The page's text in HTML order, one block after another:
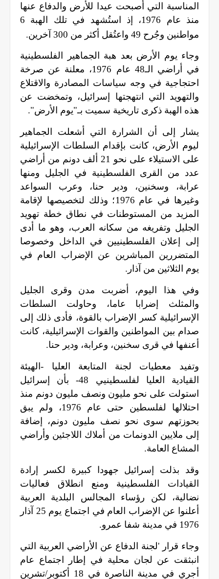
المناسبة التي أصبحت عيدا للأرض والدفاع عنها
منذ عام 1976، إذ استُشهد في تلك الهبة 6
مواطنين وجُرح 49 واعتُقل أكثر من 300 آخرين.
وجاء يوم الأرض بعد هبة الجماهير الفلسطينية
في أراضي الـ48 عام 1976، معلنة عن صرخة
احتجاجية في وجه سياسات المصادرة والاقتلاع
والتهويد التي انتهجتها إسرائيل، وتمخضت عن
هذه الهبة ذكرى تاريخية سميت بـ"يوم الأرض".
يشار إلى أن الشرارة التي أشعلت الجماهير
ليوم الأرض، كانت بإقدام السلطات الإسرائيلية
على الاستيلاء على نحو 21 ألف دونم من أراضي
عدد من القرى الفلسطينية في الجليل ومنها
عرابة، وسخنين، ودير حنا، وعرب السواعد
وغيرها في عام 1976؛ وذلك لتخصيصها لإقامة
المزيد من المستوطنات في نطاق خطة تهويد
الجليل وتفريغه من سكانه العرب، وهو ما أدى
إلى إعلان الفلسطينيين في الداخل وخصوصا
المتضررين المباشرين عن الإضراب العام في
يوم الثلاثين من آذار .
وفي هذا اليوم، أضربت مدن وقرى الجليل
والمثلث إضرابا عاما، وحاولت السلطات
الإسرائيلية كسر الإضراب بالقوة، فأدى ذلك إلى
صدام بين المواطنين والقوات الإسرائيلية، كانت
أعنفها في قرى سخنين، وعرابة، ودير حنا.
وتفيد معطيات لجنة المتابعة العليا -الهيئة
القيادية العليا لفلسطينيي 48- بأن إسرائيل
استولت على نحو مليون ونصف مليون دونم منذ
احتلالها لفلسطين حتى عام 1976، ولم يبق
بحوزتهم سوى نحو نصف مليون دونم، إضافة
إلى ملايين الدونمات من أملاك اللاجئين وأراضي
المشاع العامة.
وقد بذلت إسرائيل جهودا كبيرة لكسر إرادة
القيادات الفلسطينية ومنع انطلاق فعاليات
نضالية، لكن رؤساء المجالس البلدية العربية
أعلنوا عن الإضراب العام في اجتماع يوم 25 آذار
1976 في مدينة شفا عمرو
.
وجاء قرار 'لجنة الدفاع عن الأراضي العربية التي
انبثقت عن لجان محلية في إطار اجتماع عام
أجري في مدينة الناصرة في 18 أكتوبر/تشرين